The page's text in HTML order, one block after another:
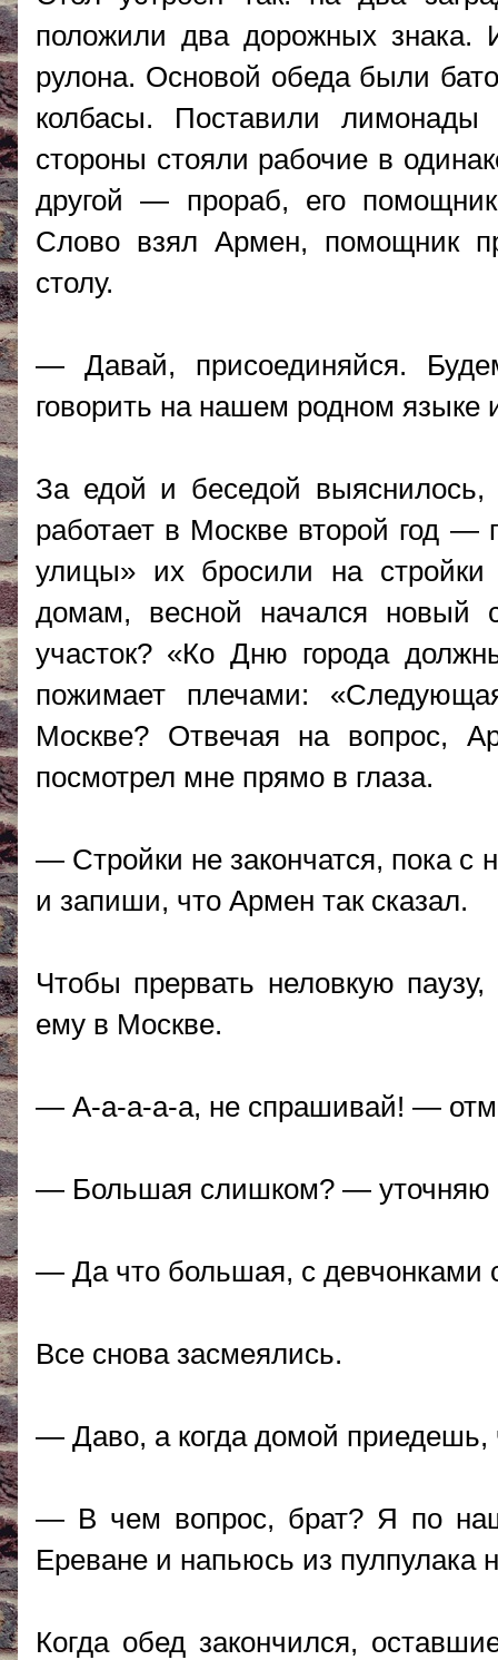
положили два дорожных знака.
рулона. Основой обеда были
колбасы. Поставили
стороны стояли рабочие в
другой — прораб, его
Слово взял Армен, помощник
столу.
— Давай, присоединяйся.
говорить на нашем родном языке
За едой и беседой выяснилось,
работает в Москве второй год —
улицы» их бросили на
домам, весной начался новый
участок? «Ко Дню города
пожимает плечами:
Москве? Отвечая на вопрос,
посмотрел мне прямо в глаза.
— Стройки не закончатся, пока с
и запиши, что Армен так сказал.
Чтобы прервать неловкую
ему в Москве.
— А-а-а-а-а, не спрашивай! —
— Большая слишком? — уточняю
— Да что большая, с девчонками
Все снова засмеялись.
— Даво, а когда домой
— В чем вопрос, брат? Я по
Ереване и напьюсь из
Когда обед закончился,